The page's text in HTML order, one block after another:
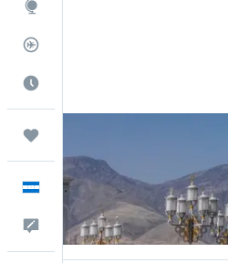
Español
Comentarios